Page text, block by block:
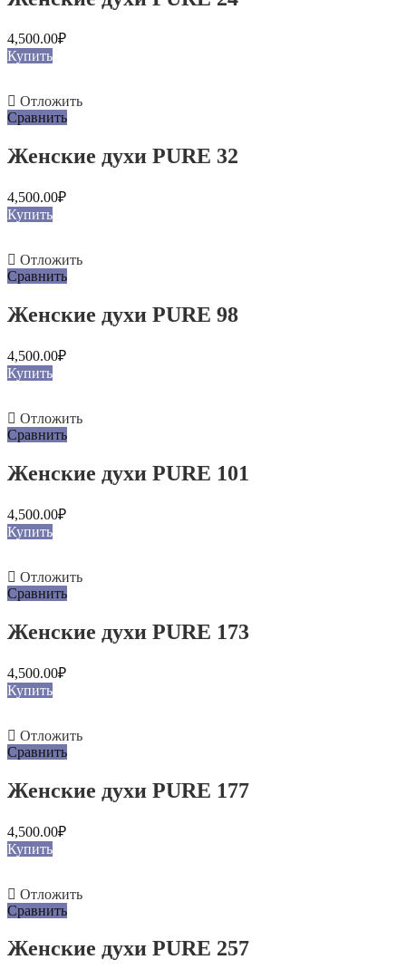
4,500.00₽
Купить
Отложить
Сравнить
Женские духи PURE 32
4,500.00₽
Купить
Отложить
Сравнить
Женские духи PURE 98
4,500.00₽
Купить
Отложить
Сравнить
Женские духи PURE 101
4,500.00₽
Купить
Отложить
Сравнить
Женские духи PURE 173
4,500.00₽
Купить
Отложить
Сравнить
Женские духи PURE 177
4,500.00₽
Купить
Отложить
Сравнить
Женские духи PURE 257